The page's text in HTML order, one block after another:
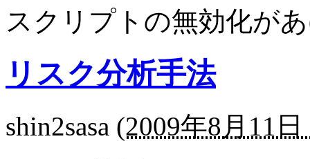
スクリプトの無効化が
リスク分析手法
shin2sasa (2009年8月11日